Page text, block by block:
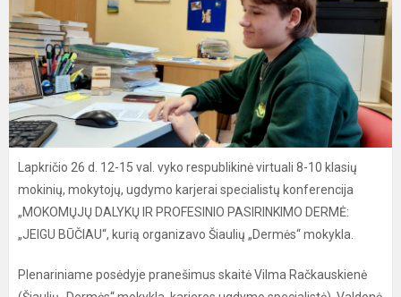
Lapkričio 26 d. 12-15 val. vyko respublikinė virtuali 8-10 klasių
mokinių, mokytojų, ugdymo karjerai specialistų konferencija
„MOKOMŲJŲ DALYKŲ IR PROFESINIO PASIRINKIMO DERMĖ:
„JEIGU BŪČIAU“, kurią organizavo Šiaulių „Dermės“ mokykla.
Plenariniame posėdyje pranešimus skaitė Vilma Račkauskienė